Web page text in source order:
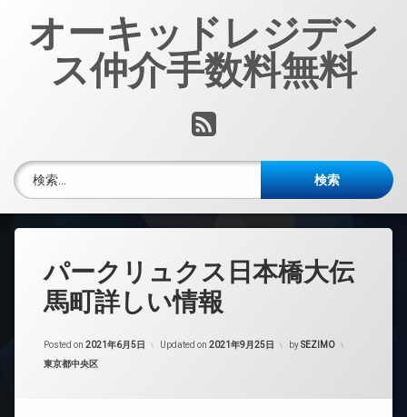
オーキッドレジデン
ス仲介手数料無料
RSS
検索:
パークリュクス日本橋大伝
馬町詳しい情報
Posted on 2021年6月5日 Updated on 2021年9月25日 bySEZIMO
カテゴリー:
東京都中央区